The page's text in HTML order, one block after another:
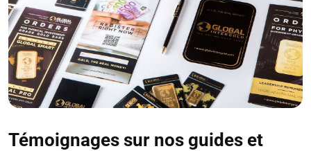
Témoignages sur nos guides et